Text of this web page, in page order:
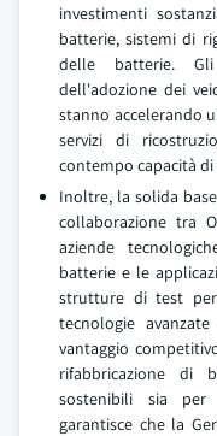
investimenti
batterie, sistemi di
delle batterie.
dell'adozione dei
stanno accelerando
servizi di
contempo capacità
Inoltre, la solida
collaborazione tra
aziende
batterie e le
strutture di test
tecnologie
vantaggio
rifabbricazione di
sostenibili sia per
garantisce che la